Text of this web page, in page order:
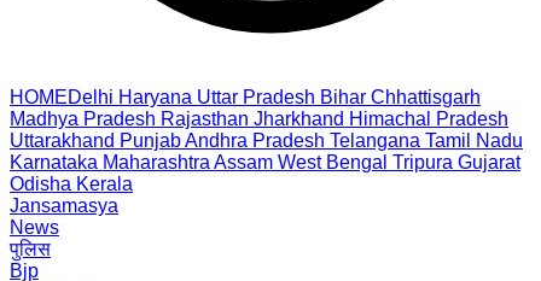
HOMEDelhi Haryana Uttar Pradesh Bihar Chhattisgarh
Madhya Pradesh Rajasthan Jharkhand Himachal Pradesh
Uttarakhand PunjabAndhra Pradesh Telangana Tamil Nadu
Karnataka Maharashtra Assam West Bengal Tripura Gujarat
Odisha Kerala
Jansamasya
News
पुलिस
Bjp